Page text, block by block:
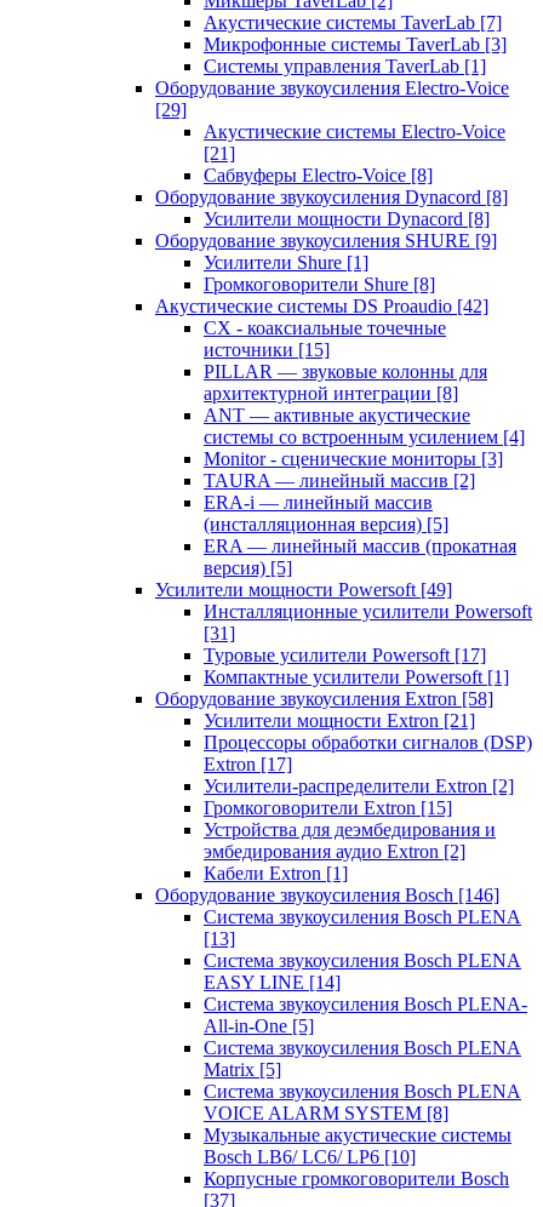
Акустические системы TaverLab [7]
Микрофонные системы TaverLab [3]
Системы управления TaverLab [1]
Оборудование звукоусиления Electro-Voice
[29]
Акустические системы Electro-Voice
[21]
Сабвуферы Electro-Voice [8]
Оборудование звукоусиления Dynacord [8]
Усилители мощности Dynacord [8]
Оборудование звукоусиления SHURE [9]
Усилители Shure [1]
Громкоговорители Shure [8]
Акустические системы DS Proaudio [42]
CX - коаксиальные точечные
источники [15]
PILLAR — звуковые колонны для
архитектурной интеграции [8]
ANT — активные акустические
системы со встроенным усилением [4]
Monitor - сценические мониторы [3]
TAURA — линейный массив [2]
ERA-i — линейный массив
(инсталляционная версия) [5]
ERA — линейный массив (прокатная
версия) [5]
Усилители мощности Powersoft [49]
Инсталляционные усилители Powersoft
[31]
Туровые усилители Powersoft [17]
Компактные усилители Powersoft [1]
Оборудование звукоусиления Extron [58]
Усилители мощности Extron [21]
Процессоры обработки сигналов (DSP)
Extron [17]
Усилители-распределители Extron [2]
Громкоговорители Extron [15]
Устройства для деэмбедирования и
эмбедирования аудио Extron [2]
Кабели Extron [1]
Оборудование звукоусиления Bosch [146]
Система звукоусиления Bosch PLENA
[13]
Система звукоусиления Bosch PLENA
EASY LINE [14]
Система звукоусиления Bosch PLENA-
All-in-One [5]
Система звукоусиления Bosch PLENA
Matrix [5]
Система звукоусиления Bosch PLENA
VOICE ALARM SYSTEM [8]
Музыкальные акустические системы
Bosch LB6/ LC6/ LP6 [10]
Корпусные громкоговорители Bosch
[37]